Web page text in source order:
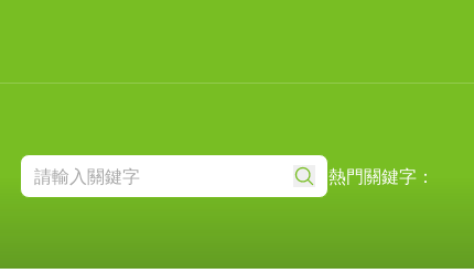
熱門關鍵字：